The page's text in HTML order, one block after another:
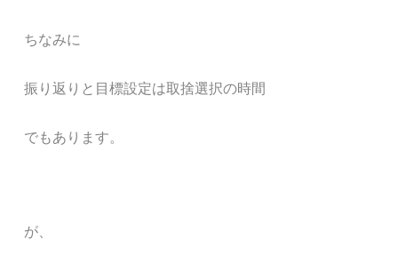
ちなみに
振り返りと目標設定は取捨選択の時間
でもあります。
が、